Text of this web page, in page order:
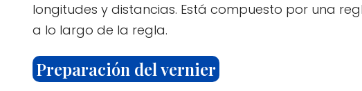
longitudes y distancias. Está compuesto por una
a lo largo de la regla.
Preparación del vernier